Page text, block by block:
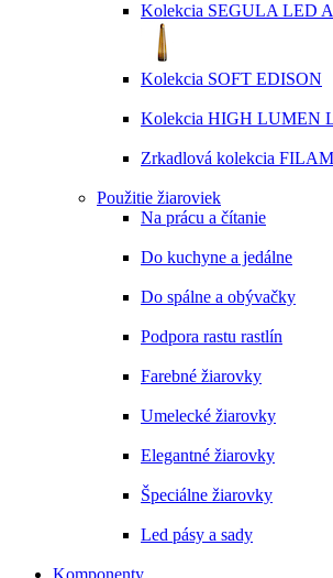
Kolekcia SEGULA LED
Kolekcia SOFT EDISON
Kolekcia HIGH LUMEN
Zrkadlová kolekcia
Použitie žiaroviek
Na prácu a čítanie
Do kuchyne a jedálne
Do spálne a obývačky
Podpora rastu rastlín
Farebné žiarovky
Umelecké žiarovky
Elegantné žiarovky
Špeciálne žiarovky
Led pásy a sady
Komponenty